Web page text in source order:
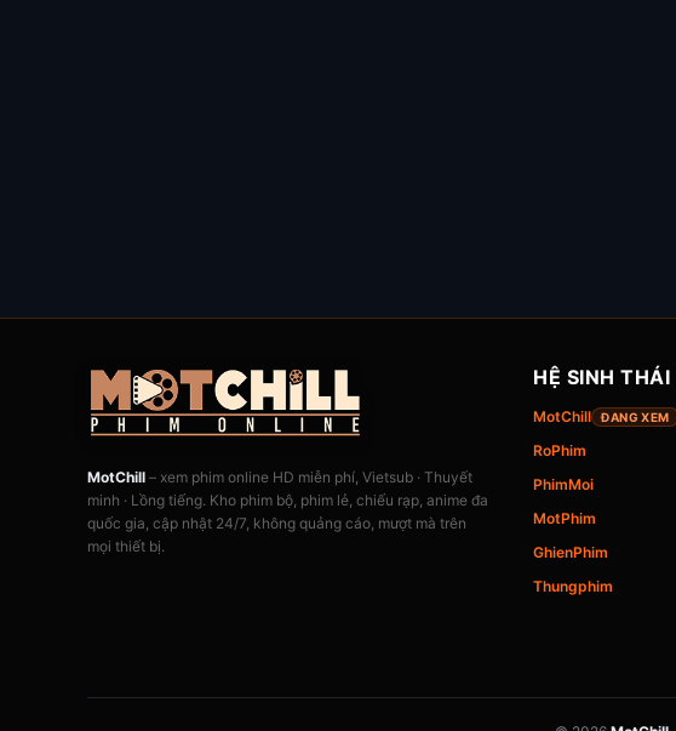
MotChill – xem phim online HD miễn phí, Vietsub · Thuyết
minh · Lồng tiếng. Kho phim bộ, phim lẻ, chiếu rạp, anime đa
quốc gia, cập nhật 24/7, không quảng cáo, mượt mà trên
mọi thiết bị.
HỆ SINH THÁI
MotChill ĐANG XEM
RoPhim
PhimMoi
MotPhim
GhienPhim
Thungphim